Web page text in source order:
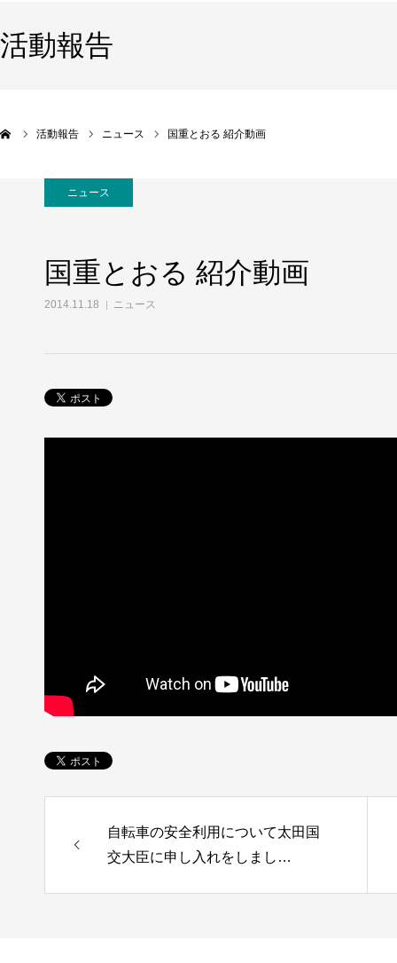
活動報告
活動報告 ニュース 国重とおる 紹介動画
ニュース
国重とおる 紹介動画
2014.11.18 ニュース
自転車の安全利用について太田国
交大臣に申し入れをしまし…